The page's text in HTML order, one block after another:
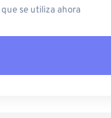
que se utiliza ahora